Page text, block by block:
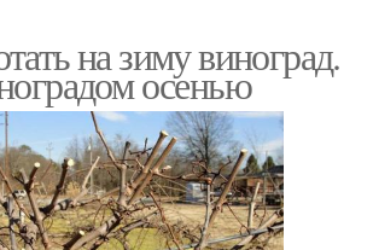
на зиму виноград.
осенью